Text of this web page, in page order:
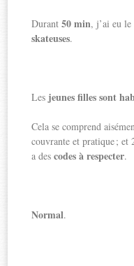
Durant50 min, j’ai eu
skateuses.
Les jeunes filles sont
Cela se comprend
couvrante et pratique ; et
a descodes à respecter.
Normal.